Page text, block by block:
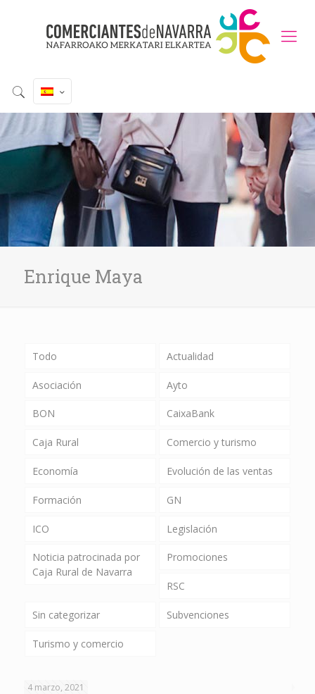
Enrique Maya
Todo Actualidad
Asociación Ayto
BON CaixaBank
Caja Rural Comercio y turismo
Economía Evolución de las ventas
Formación GN
ICO Legislación
Noticia patrocinada por
Caja Rural de Navarra
Promociones
RSC
Sin categorizar Subvenciones
Turismo y comercio
4 marzo, 2021